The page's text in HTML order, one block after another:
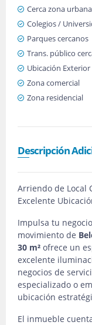
Cerca zona urbana
Colegios /
Parques cercanos
Trans. público
Ubicación Exterior
Zona comercial
Zona residencial
Descripción
Arriendo de Local
Excelente
Impulsa tu
movimiento de
30 m² ofrece un
excelente
negocios de
especializado o
ubicación
El inmueble